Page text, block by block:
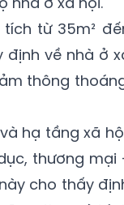
từ 35m²
định về nhà ở
thông
hạ tầng xã
thương mại
cho thấy